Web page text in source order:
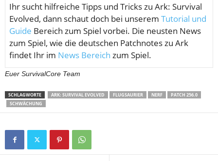
Ihr sucht hilfreiche Tipps und Tricks zu Ark: Survival
Evolved, dann schaut doch bei unserem Tutorial und
Guide Bereich zum Spiel vorbei. Die neusten News
zum Spiel, wie die deutschen Patchnotes zu Ark
findet Ihr im News Bereich zum Spiel.
Euer SurvivalCore Team
SCHLAGWORTE ARK: SURVIVAL EVOLVED FLUGSAURIER NERF
PATCH 256.0
SCHWÄCHUNG